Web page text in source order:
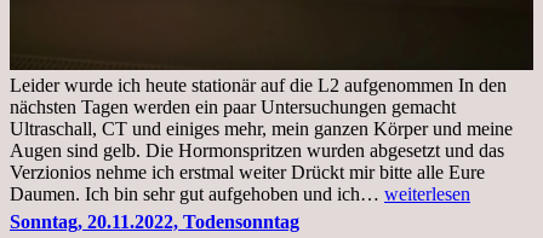
Leider wurde ich heute stationär auf die L2 aufgenommen In den
nächsten Tagen werden ein paar Untersuchungen gemacht
Ultraschall, CT und einiges mehr, mein ganzen Körper und meine
Augen sind gelb. Die Hormonspritzen wurden abgesetzt und das
Verzionios nehme ich erstmal weiter Drückt mir bitte alle Eure
Daumen. Ich bin sehr gut aufgehoben und ich… Mittwoch.
weiterlesen
Sonntag, 20.11.2022, Todensonntag